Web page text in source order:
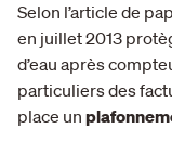
Selon l’article de
en juillet 2013
d’eau après
particuliers des
place un